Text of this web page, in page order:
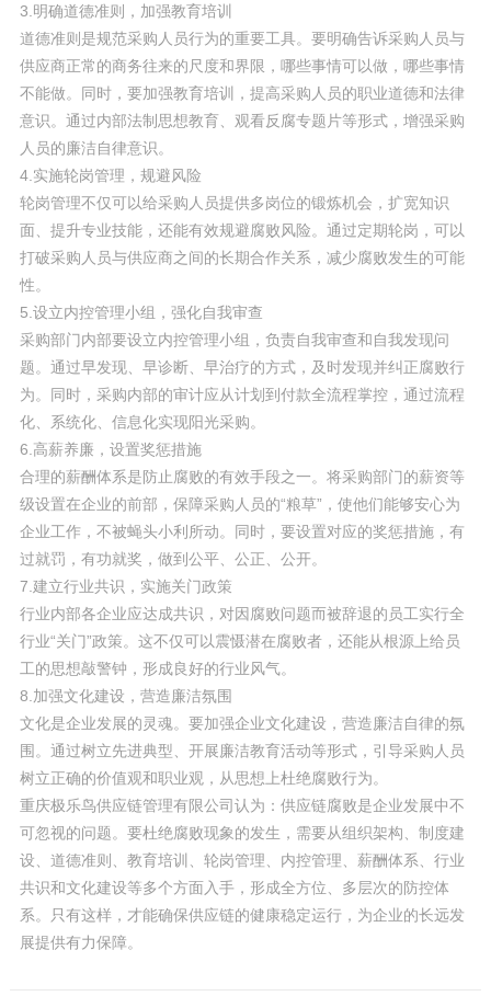
3.明确道德准则，加强教育培训
道德准则是规范采购人员行为的重要工具。要明确告诉采购人员与
供应商正常的商务往来的尺度和界限，哪些事情可以做，哪些事情
不能做。同时，要加强教育培训，提高采购人员的职业道德和法律
意识。通过内部法制思想教育、观看反腐专题片等形式，增强采购
人员的廉洁自律意识。
4.实施轮岗管理，规避风险
轮岗管理不仅可以给采购人员提供多岗位的锻炼机会，扩宽知识
面、提升专业技能，还能有效规避腐败风险。通过定期轮岗，可以
打破采购人员与供应商之间的长期合作关系，减少腐败发生的可能
性。
5.设立内控管理小组，强化自我审查
采购部门内部要设立内控管理小组，负责自我审查和自我发现问
题。通过早发现、早诊断、早治疗的方式，及时发现并纠正腐败行
为。同时，采购内部的审计应从计划到付款全流程掌控，通过流程
化、系统化、信息化实现阳光采购。
6.高薪养廉，设置奖惩措施
合理的薪酬体系是防止腐败的有效手段之一。将采购部门的薪资等
级设置在企业的前部，保障采购人员的“粮草”，使他们能够安心为
企业工作，不被蝇头小利所动。同时，要设置对应的奖惩措施，有
过就罚，有功就奖，做到公平、公正、公开。
7.建立行业共识，实施关门政策
行业内部各企业应达成共识，对因腐败问题而被辞退的员工实行全
行业“关门”政策。这不仅可以震慑潜在腐败者，还能从根源上给员
工的思想敲警钟，形成良好的行业风气。
8.加强文化建设，营造廉洁氛围
文化是企业发展的灵魂。要加强企业文化建设，营造廉洁自律的氛
围。通过树立先进典型、开展廉洁教育活动等形式，引导采购人员
树立正确的价值观和职业观，从思想上杜绝腐败行为。
重庆极乐鸟供应链管理有限公司认为：供应链腐败是企业发展中不
可忽视的问题。要杜绝腐败现象的发生，需要从组织架构、制度建
设、道德准则、教育培训、轮岗管理、内控管理、薪酬体系、行业
共识和文化建设等多个方面入手，形成全方位、多层次的防控体
系。只有这样，才能确保供应链的健康稳定运行，为企业的长远发
展提供有力保障。